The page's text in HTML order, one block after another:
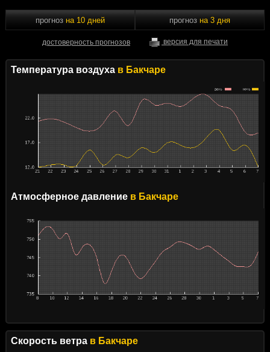
прогноз на 10 дней
достоверность прогнозов версия для печати
прогноз на 3 дня
Температура воздухав Бакчаре
Атмосферное давлениев Бакчаре
Скорость ветрав Бакчаре